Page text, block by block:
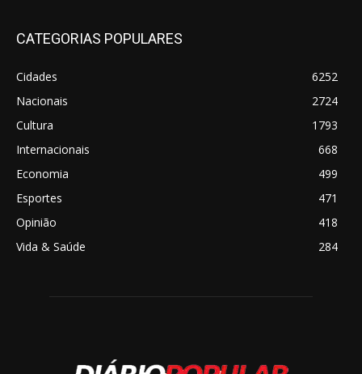
CATEGORIAS POPULARES
Cidades
6252
Nacionais
2724
Cultura
1793
Internacionais
668
Economia
499
Esportes
471
Opinião
418
Vida & Saúde
284